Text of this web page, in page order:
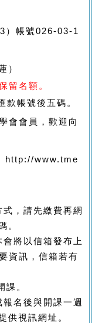
）帳號026-03-1
）
留名額。
帳號後五碼。
會會員，歡迎向
http://www.tme
，請先繳費再網
。
將以信箱發布上
資訊，信箱若有
課。
名後與開課一週
供視訊網址。